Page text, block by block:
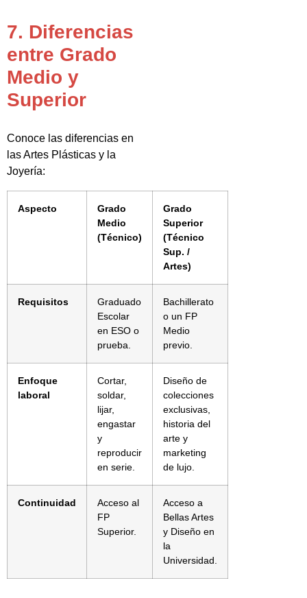
7. Diferencias
entre Grado
Medio y
Superior
Conoce las diferencias en
las Artes Plásticas y la
Joyería:
Aspecto
Grado
Medio
(Técnico)
Grado
Superior
(Técnico
Sup. /
Artes)
Requisitos
Graduado
Escolar
en ESO o
prueba.
Bachillerato
o un FP
Medio
previo.
Enfoque
laboral
Cortar,
soldar,
lijar,
engastar
y
reproducir
en serie.
Diseño de
colecciones
exclusivas,
historia del
arte y
marketing
de lujo.
Continuidad
Acceso al
FP
Superior.
Acceso a
Bellas Artes
y Diseño en
la
Universidad.